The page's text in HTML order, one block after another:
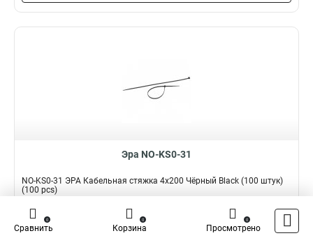
Эра NO-KS0-31
NO-KS0-31 ЭРА Кабельная стяжка 4x200 Чёрный Black (100 штук)
(100 pcs)
Подробнее Сравнить
Наличие:
Сравнить
0
Корзина
0
Просмотрено
0